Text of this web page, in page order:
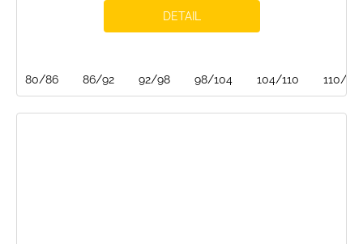
DETAIL
80/86 86/92 92/98 98/104 104/110 110/116